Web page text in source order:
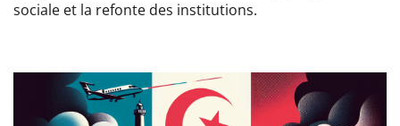
sociale et la refonte des institutions.